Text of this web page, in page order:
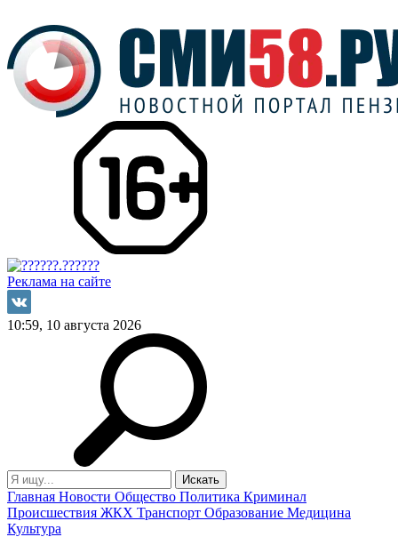
Реклама на сайте
10:59, 10 августа 2026
Главная Новости Общество Политика Криминал
Происшествия ЖКХ Транспорт Образование Медицина
Культура